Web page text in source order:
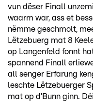
vun dëser Finall
waarm war, ass et
nëmme geschmolt,
Lëtzebuerg mat 8
op Langenfeld fonnt
spannend Finall
all senger Erfarung
leschte Lëtzebuerger
mat op d’Bunn ginn.